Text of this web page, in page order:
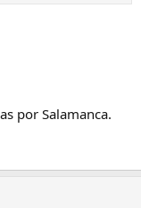
por Salamanca.